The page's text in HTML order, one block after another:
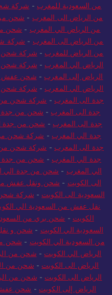
من السعودية للمغرب - شركة
من الرياض الى المغرب - شحن من
من الرياض الي المغرب - شحن
من الرياض الى المغرب - شركة
من الرياض للمغرب - شركة شحن
الرياض الي المغرب - شركة شحن
الرياض إلى المغرب - شحن عفش
الرياض الي المغرب - شركة شحن
جدة الى المغرب - شركة شحن من
جدة الى المغرب - شحن من جدة
جدة الى المغرب - شحن من جدة
جدة الي المغرب - شركة شحن
جدة الى المغرب - شركة شحن من
جدة الي المغرب - شحن من جدة
الي المغرب - شحن من جدة الي
الى الكويت - شحن ونقل عفش من
السعودية الى الكويت - شركة شحن
نقل عفش من السعودية الي
الكويت - شحن بري من
السعودية الي الكويت - شحن و
من السعودية الي الكويت - شحن
الرياض الي الكويت - شحن من
الرياض الى الكويت - شحن من
الرياض الى الكويت - شحن من
الرياض إلى الكويت - شحن عفش